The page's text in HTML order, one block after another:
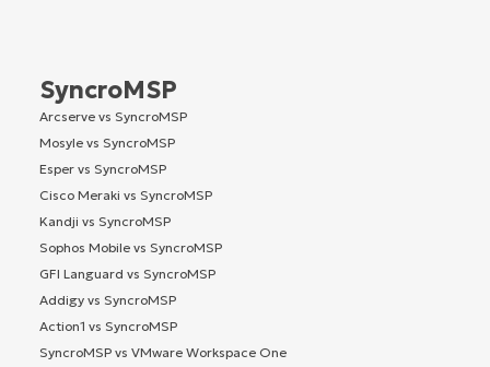
SyncroMSP
Arcserve vs SyncroMSP
Mosyle vs SyncroMSP
Esper vs SyncroMSP
Cisco Meraki vs SyncroMSP
Kandji vs SyncroMSP
Sophos Mobile vs SyncroMSP
GFI Languard vs SyncroMSP
Addigy vs SyncroMSP
Action1 vs SyncroMSP
SyncroMSP vs VMware Workspace One